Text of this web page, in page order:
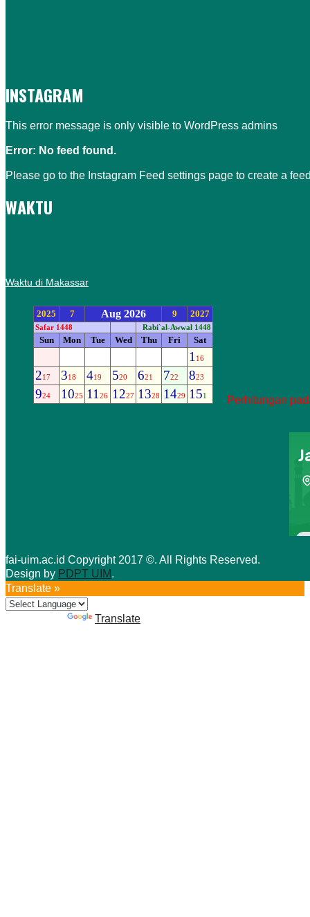
INSTAGRAM
This error message is only visible to WordPress admins
Error: No feed found.
Please go to the Instagram Feed settings page to create a
WAKTU
Waktu di Makassar
Perhitungan
fai-uim.ac.id Copyright 2017 ©. All Rights Reserved.
Design by PDPT UIM.
Translate »
Translate